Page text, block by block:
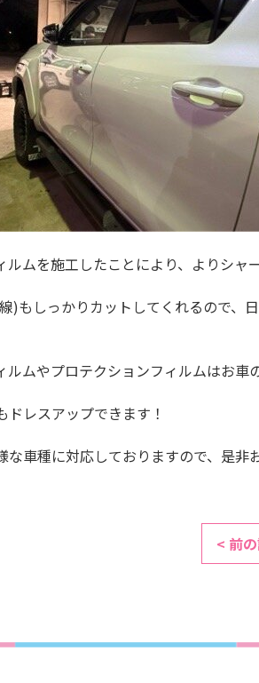
ルムを施工したことにより、よりシ
)もしっかりカットしてくれるので、
ルムやプロテクションフィルムはお
ドレスアップできます！
な車種に対応しておりますので、是非
< 前